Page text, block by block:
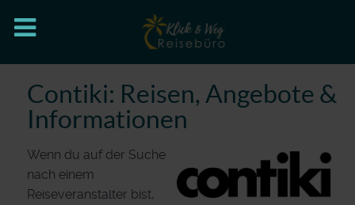
Contiki: Reisen, Angebote &
Informationen
Wenn du auf der Suche
nach einem
Reiseveranstalter bist,